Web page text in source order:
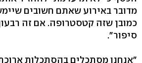
מדובר באירוע שאתם חשובים
כמובן שזה קטסטרופה. אם זה
סיפור".
"אנחנו מסתכלים בהסתכלות